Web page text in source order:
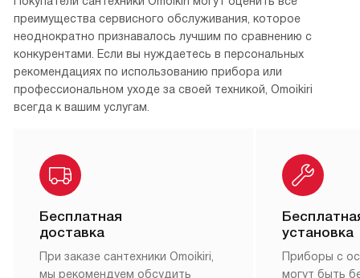
преимущества сервисного обслуживания, которое
неоднократно признавалось лучшим по сравнению с
конкурентами. Если вы нуждаетесь в персональных
рекомендациях по использованию прибора или
профессиональном уходе за своей техникой, Omoikiri
всегда к вашим услугам.
Бесплатная
доставка
При заказе сантехники Omoikiri,
мы рекомендуем обсудить
установка
Приборы с
могут быть